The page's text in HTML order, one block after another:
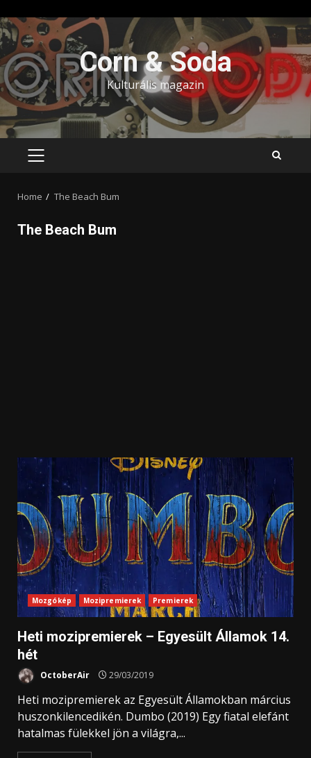
Skip
to
content
Corn & Soda
Kulturális magazin
PRIMARY
Home The Beach Bum
The Beach Bum
Mozgókép Mozipremierek Premierek
Heti mozipremierek – Egyesült Államok 14.
hét
OctoberAir 29/03/2019
Heti mozipremierek az Egyesült Államokban március
huszonkilencedikén. Dumbo (2019) Egy fiatal elefánt
hatalmas fülekkel jön a világra,...